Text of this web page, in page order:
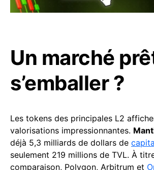
Un marché
s’emballer ?
Les tokens des principales L2
valorisations impressionnantes.
déjà 5,3 milliards de dollars de
seulement 219 millions de TVL. À
comparaison, Polygon, Arbitrum et